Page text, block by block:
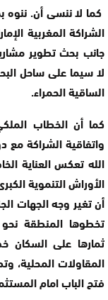
كما لا ننسى أن. ننوه
الشراكة المغربية
جانب بحث تطوير
لا سيما على ساحل
الساقية الحمراء.
كما أن الخطاب
واتفاقية الشراكة مع
الله تعكس العناية
الأوراش التنموية
أن تغير وجه الجهات
تخطوها المنطقة نحو
ثمارها على
المقاولات المحلية،
فتح الباب امام